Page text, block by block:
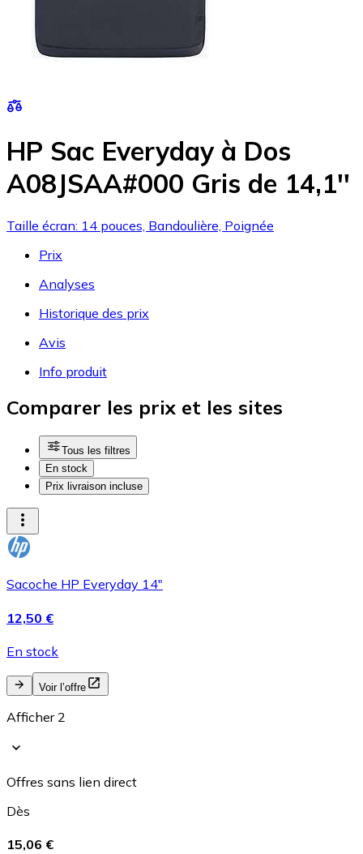
HP Sac Everyday à Dos
A08JSAA#000 Gris de 14,1''
Taille écran: 14 pouces, Bandoulière, Poignée
Prix
Analyses
Historique des prix
Avis
Info produit
Comparer les prix et les sites
Tous les filtres
En stock
Prix livraison incluse
Sacoche HP Everyday 14"
12,50 €
En stock
Voir l’offre
Afficher 2
Offres sans lien direct
Dès
15,06 €